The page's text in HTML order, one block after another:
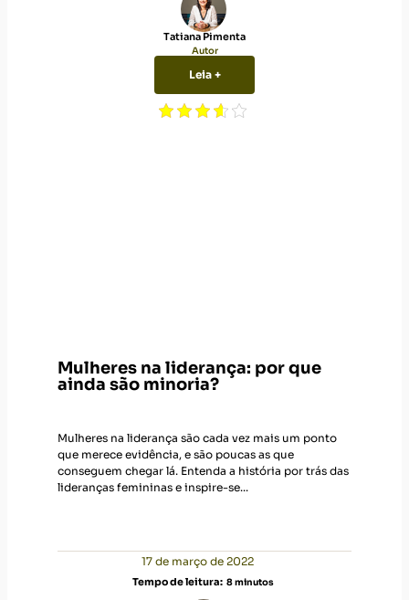
Tatiana Pimenta
Autor
Leia +
Mulheres na liderança: por que
ainda são minoria?
Mulheres na liderança são cada vez mais um ponto
que merece evidência, e são poucas as que
conseguem chegar lá. Entenda a história por trás das
lideranças femininas e inspire-se...
17 de março de 2022
Tempo de leitura: 8minutos